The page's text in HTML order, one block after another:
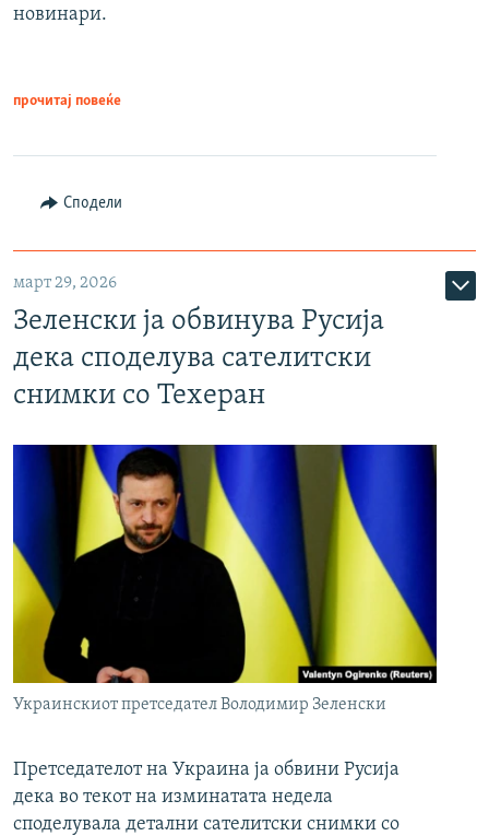
новинари.
прочитај повеќе
Сподели
март 29, 2026
Зеленски ја обвинува Русија
дека споделува сателитски
снимки со Техеран
Украинскиот претседател Володимир Зеленски
Претседателот на Украина ја обвини Русија
дека во текот на изминатата недела
споделувала детални сателитски снимки со